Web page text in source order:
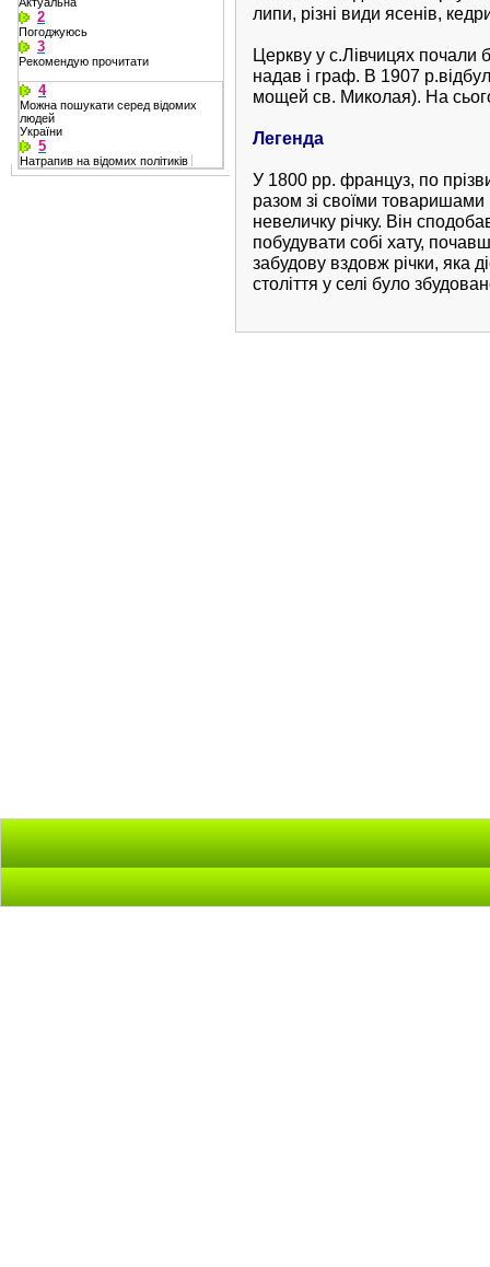
2
Погоджуюсь
3
Рекомендую прочитати
4
Можна пошукати серед відомих
людей
України
5
Натрапив на відомих політиків
липи, різні види ясенів,
Церкву у с.Лівчицях почали
надав і граф. В 1907
мощей св. Миколая). На
Легенда
У 1800 рр. француз, по
разом зі своїми
невеличку річку. Він
побудувати собі хату,
забудову вздовж річки, яка
століття у селі було